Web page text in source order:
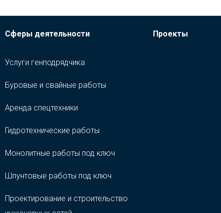
Сферы деятельности
Услуги генподрядчика
Буровые и свайные работы
Аренда спецтехники
Гидротехнические работы
Монолитные работы под ключ
Шпунтовые работы под ключ
Проектирование и строительство
Проекты